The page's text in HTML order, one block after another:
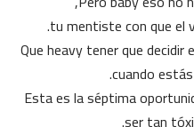
tu mentiste con que el
Que heavy tener que decidir
cuando estás
Esta es la séptima
ser tan